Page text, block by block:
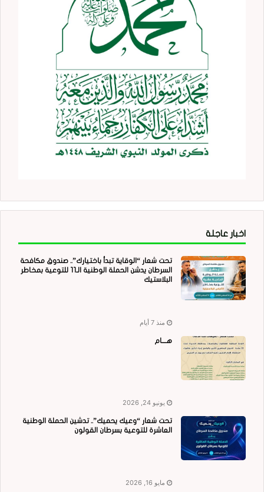
اخبار عاجلة
تحت شعار “الوقاية تبدأ باختيارك”.. صندوق مكافحة
السرطان يدشن الحملة الوطنية الـ11 للتوعية بمخاطر
البلاستيك
منذ 7 أيام
هــــام
يونيو 24, 2026
تحت شعار “وعيك يحميك”.. تدشين الحملة الوطنية
العاشرة للتوعية بسرطان القولون
مايو 16, 2026